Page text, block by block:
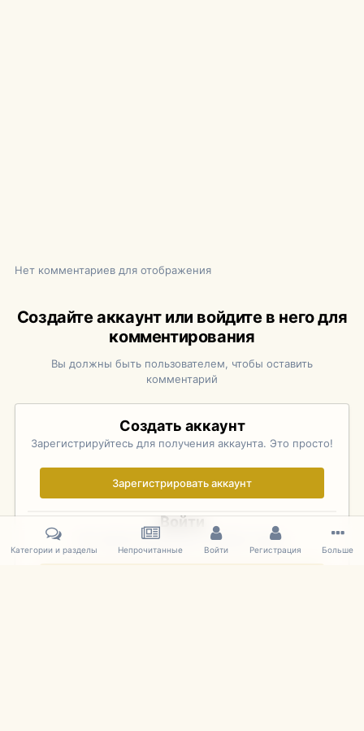
Нет комментариев для отображения
Создайте аккаунт или войдите в него для
комментирования
Вы должны быть пользователем, чтобы оставить
комментарий
Создать аккаунт
Зарегистрируйтесь для получения аккаунта. Это просто!
Зарегистрировать аккаунт
Войти
Уже зарегистрированы? Войдите здесь.
Категории и разделы Непрочитанные Войти Регистрация Больше